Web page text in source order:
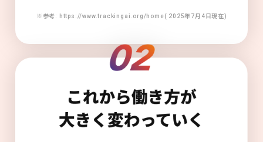
※参考: https://www.trackingai.org/home( 2025年7月4日現在)